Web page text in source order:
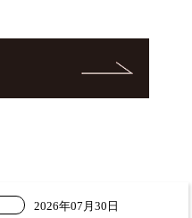
2026年07月30日